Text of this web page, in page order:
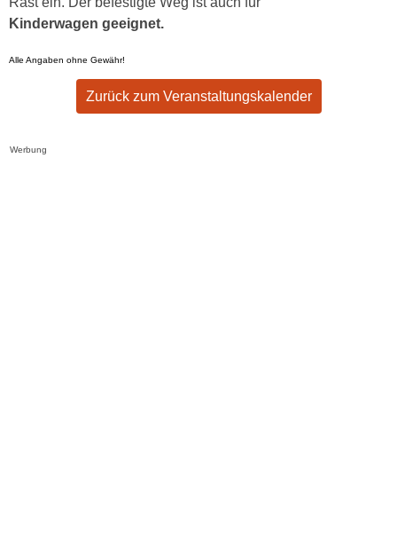
Kinderwagen geeignet.
Alle Angaben ohne Gewähr!
Zurück zum Veranstaltungskalender
Werbung